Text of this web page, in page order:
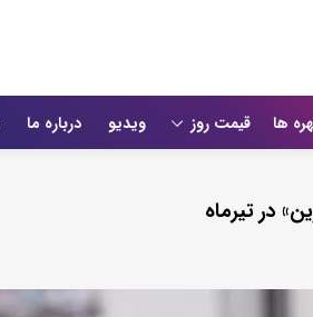
ها قیمت روز ویدیو درباره ما
در تیرماه